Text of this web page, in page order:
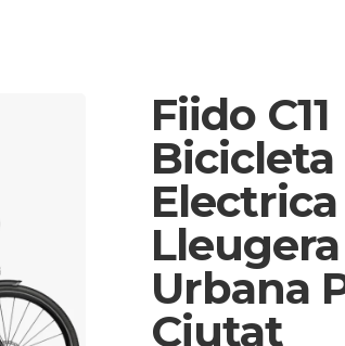
Fiido C11
Bicicleta
Electrica
Lleugera
Urbana
Ciutat